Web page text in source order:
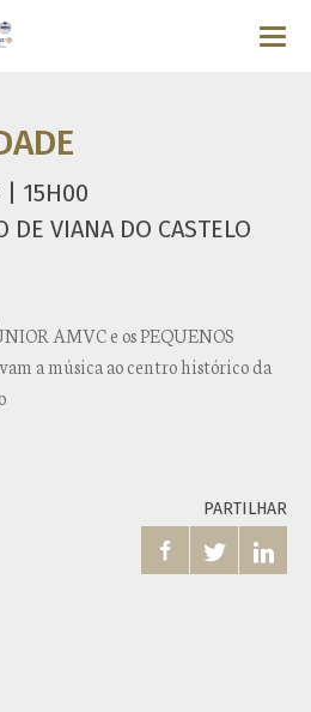
| 15H00
DE VIANA DO CASTELO
AMVC e os PEQUENOS
a música ao centro histórico da
PARTILHAR
  